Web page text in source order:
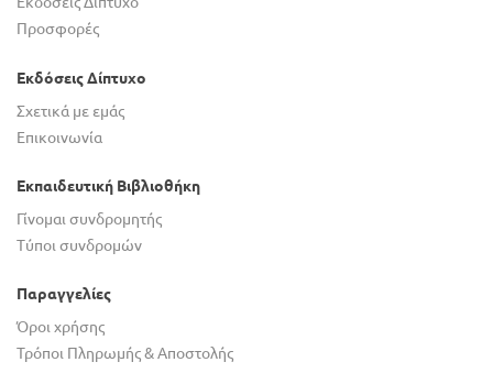
Προσφορές
Εκδόσεις Δίπτυχο
Σχετικά με εμάς
Επικοινωνία
Εκπαιδευτική Βιβλιοθήκη
Γίνομαι συνδρομητής
Τύποι συνδρομών
Παραγγελίες
Όροι χρήσης
Τρόποι Πληρωμής & Αποστολής